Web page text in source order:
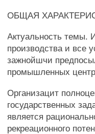
ОБЩАЯ
Актуальность темы.
производства и все
зажнойшчи
промышленных
Организацит
государственных
является
рекреационного